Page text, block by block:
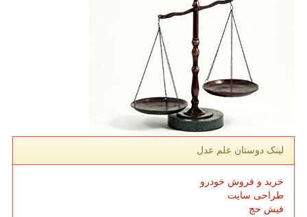
لینک دوستان علم عدل
خرید و فروش خودرو
طراحی سایت
فیش حج